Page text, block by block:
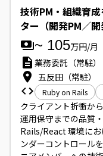
技術PM・組織育
ター（開発PM／開
~ 105万円/月
業務委託（常駐）
五反田（常駐）
Ruby on Rails
クライアント折衝か
運用保守までの品質
Rails/React 環境に
ンダーコントロール